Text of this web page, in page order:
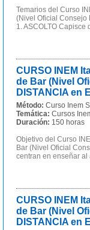
Temarios del Curso
(Nivel Oficial Consejo
1. ASCOLTO
CURSO INEM
de Bar (Nivel
DISTANCIA en
Método: Curso Inem
Temática: Cursos
Duración: 150 horas
Objetivo del Curso
Bar (Nivel Oficial
centran en enseñar
CURSO INEM
de Bar (Nivel
DISTANCIA en